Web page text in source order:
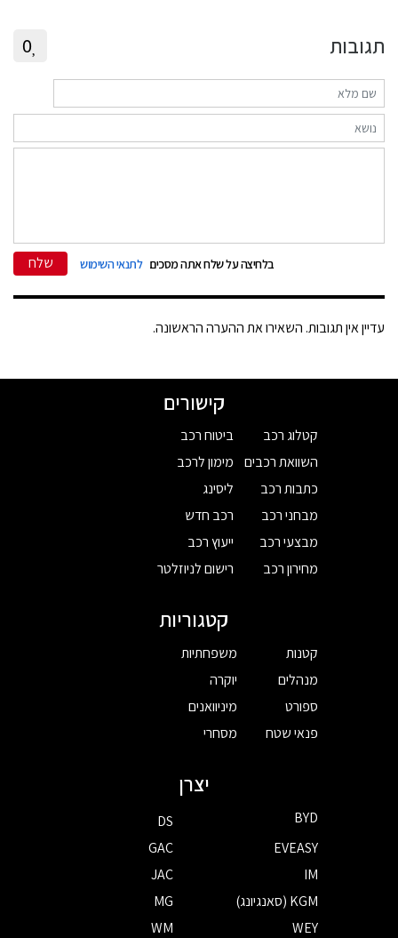
תגובות 0
בלחיצה על שלח אתה מסכים לתנאי השימוש שלח
עדיין אין תגובות. השאירו את ההערה הראשונה.
קישורים
קטלוג רכב
השוואת רכבים
כתבות רכב
מבחני רכב
מבצעי רכב
מחירון רכב
ביטוח רכב
מימון לרכב
ליסינג
רכב חדש
ייעוץ רכב
רישום לניוזלטר
קטגוריות
קטנות
מנהלים
ספורט
פנאי שטח
משפחתיות
יוקרה
מיניוואנים
מסחרי
יצרן
BYD
DS
EVEASY
GAC
IM
JAC
KGM (סאנגיונג)
MG
WEY
WM